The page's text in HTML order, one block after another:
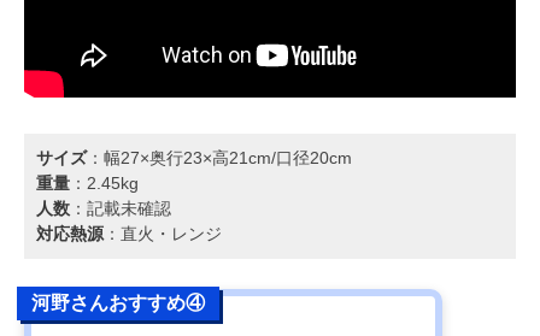
サイズ：幅27×奥行23×高21cm/口径20cm
重量 ：2.45kg
人数 ：記載未確認
対応熱源 ：直火・レンジ
河野さんおすすめ④